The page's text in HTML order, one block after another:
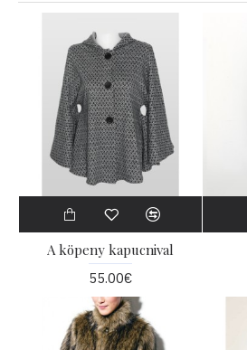
A köpeny kapucnival
55.00€